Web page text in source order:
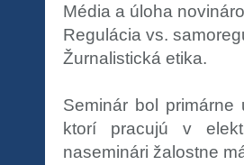
Média a úloha
Regulácia vs.
Žurnalistická etika.
Seminár bol primárne
ktorí pracujú v
naseminári žalostne